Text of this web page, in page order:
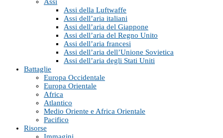
Assi della Luftwaffe
Assi dell’aria italiani
Assi dell’aria del Giappone
Assi dell’aria del Regno Unito
Assi dell’aria francesi
Assi dell’aria dell’Unione Sovietica
Assi dell’aria degli Stati Uniti
Battaglie
Europa Occidentale
Europa Orientale
Africa
Atlantico
Medio Oriente e Africa Orientale
Pacifico
Risorse
Immagini